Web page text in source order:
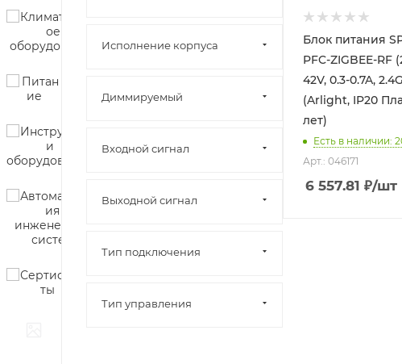
Блок питания
PFC-ZIGBEE-RF
42V, 0.3-0.7A,
(Arlight, IP20
лет)
Есть в наличии:
Арт.: 046171
6 557.81 ₽/шт
Исполнение корпуса
Диммируeмый
Входной сигнал
Выходной сигнал
Тип подключения
Тип управления